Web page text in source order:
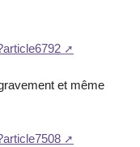
et même